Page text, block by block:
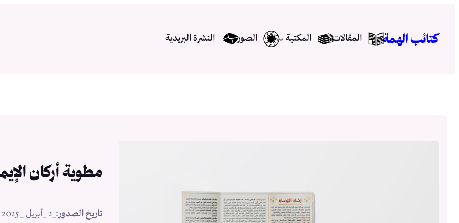
المحتوىكتائب الهمة المقالات المكتبة الصور النشرة البريدية
مطوية أركان
تاريخ الصدور :